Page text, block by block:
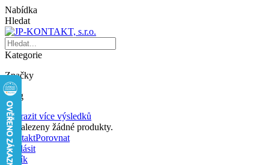
Nabídka
Hledat
Kategorie
Značky
Blog
Zobrazit více výsledků
Nenalezeny žádné produkty.
KontaktPorovnat
Přihlásit
Košík